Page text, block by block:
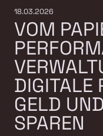
18.03.2026
VOM
DIGITALE
GELD
SPAREN